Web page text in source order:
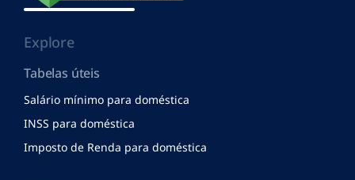
Explore
Tabelas úteis
Salário mínimo para doméstica
INSS para doméstica
Imposto de Renda para doméstica